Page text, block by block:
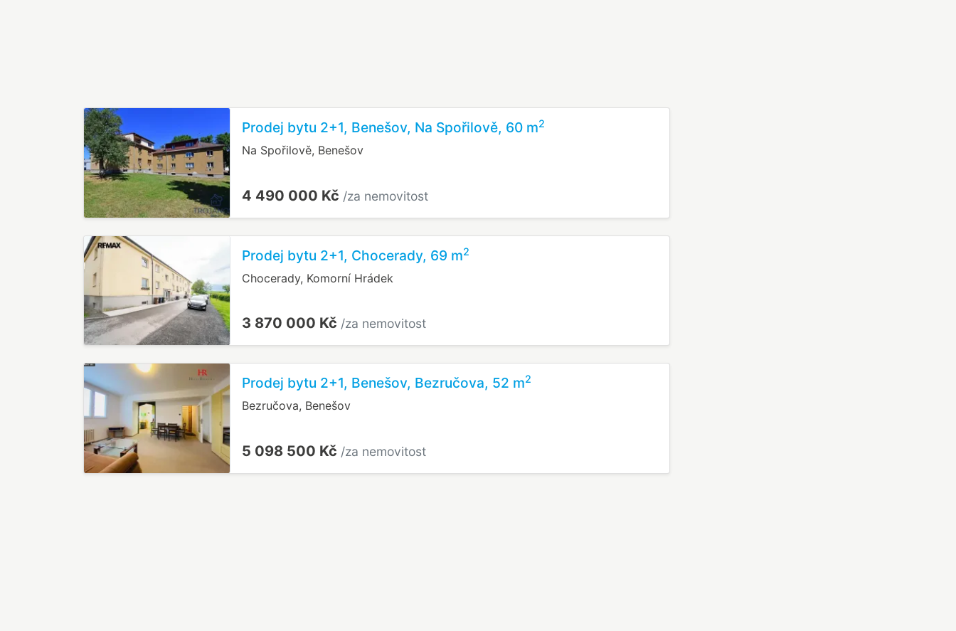
Prodej bytu 2+1, Benešov, Na Spořilově, 60 m2
Na Spořilově, Benešov
4 490 000 Kč /za nemovitost
Prodej bytu 2+1, Chocerady, 69 m2
Chocerady, Komorní Hrádek
3 870 000 Kč /za nemovitost
Prodej bytu 2+1, Benešov, Bezručova, 52 m2
Bezručova, Benešov
5 098 500 Kč /za nemovitost